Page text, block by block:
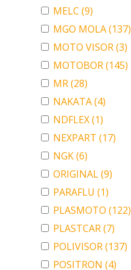
MELC (9)
MGO MOLA(137)
MOTO VISOR(3)
MOTOBOR(145)
MR(28)
NAKATA(4)
NDFLEX(1)
NEXPART (17)
NGK(6)
ORIGINAL(9)
PARAFLU (1)
PLASMOTO (122)
PLASTCAR(7)
POLIVISOR(137)
POSITRON (4)